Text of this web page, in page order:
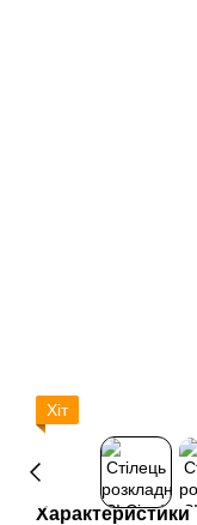
Хіт
Характеристики